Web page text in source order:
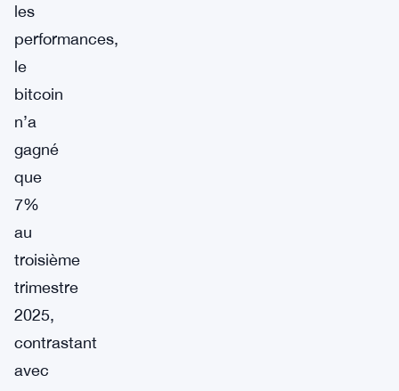
les
performances,
le
bitcoin
n’a
gagné
que
7%
au
troisième
trimestre
2025,
contrastant
avec